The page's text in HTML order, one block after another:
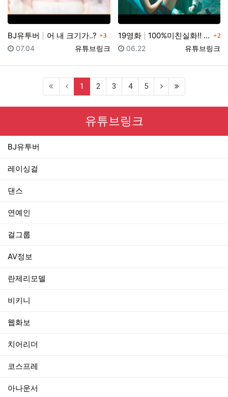
BJ유투버 어 내 크기가..? 댓글
3
등록자
유튜브링크
등록일
07.04
19영화 100%미친실화!! 이게 실제로 있었던 일이랍니다...… 댓글
2
등록자
유튜브링크
등록일
06.22
1 (current)
2 3 4 5
유튜브링크
BJ유투버
레이싱걸
댄스
연예인
걸그룹
AV정보
란제리모델
비키니
웹화보
치어리더
코스프레
아나운서